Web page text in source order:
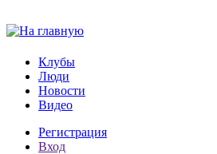
Клубы
Люди
Новости
Видео
Регистрация
Вход